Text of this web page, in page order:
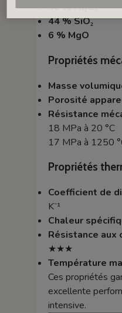
46 % Al₂O₃
44 % SiO₂
6 % MgO
Propriétés
Masse
Porosité
Résistance
18 MPa à 20 °C
17 MPa à 1250
Propriétés
Coefficient de
K⁻¹
Chaleur
Résistance aux
★★★
Température
Ces propriétés
excellente
intensive.